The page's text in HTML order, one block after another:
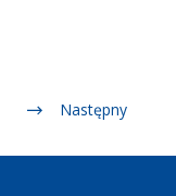
Następny